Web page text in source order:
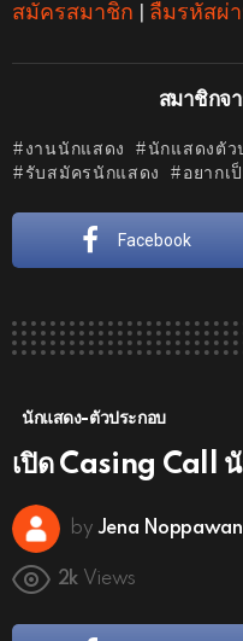
สมัครสมาชิก | ลืมรหัสผ่
สมาชิกจา
งานนักแสดง นักแสดงตัว
รับสมัครนักแสดง
อยากเ
Facebook
นักแสดง-ตัวประกอบ
เปิด Casing Call
by Jena Noppawan
2k Views